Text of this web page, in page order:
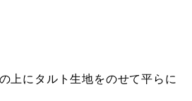
上にタルト生地をのせて平らに